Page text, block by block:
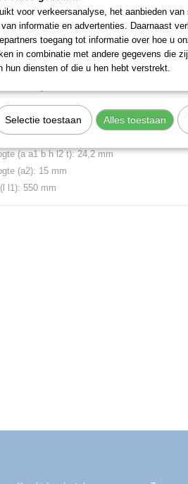
15° gebogen, met UD-profiel
model
vanadium staal 31CrV3, verchroomd
36 mm
(b b1 n w3): 53 mm
(b2): 76 mm
(a a1 b h l2 t): 24,2 mm
(a2): 15 mm
l1): 550 mm
voor verkeersanalyse, het aanbieden van
informatie en advertenties. Daarnaast
toegang tot informatie over hoe u
in combinatie met andere gegevens die
hun diensten of die u hen hebt verstrekt.
Selectie toestaan Alles toestaan